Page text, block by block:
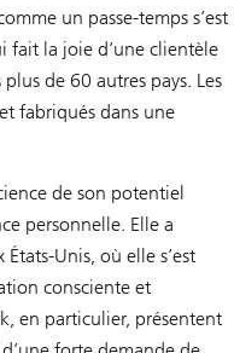
un passe-temps s’est
fait la joie d’une clientèle
de 60 autres pays. Les
fabriqués dans une
de son potentiel
personnelle. Elle a
Unis, où elle s’est
consciente et
en particulier, présentent